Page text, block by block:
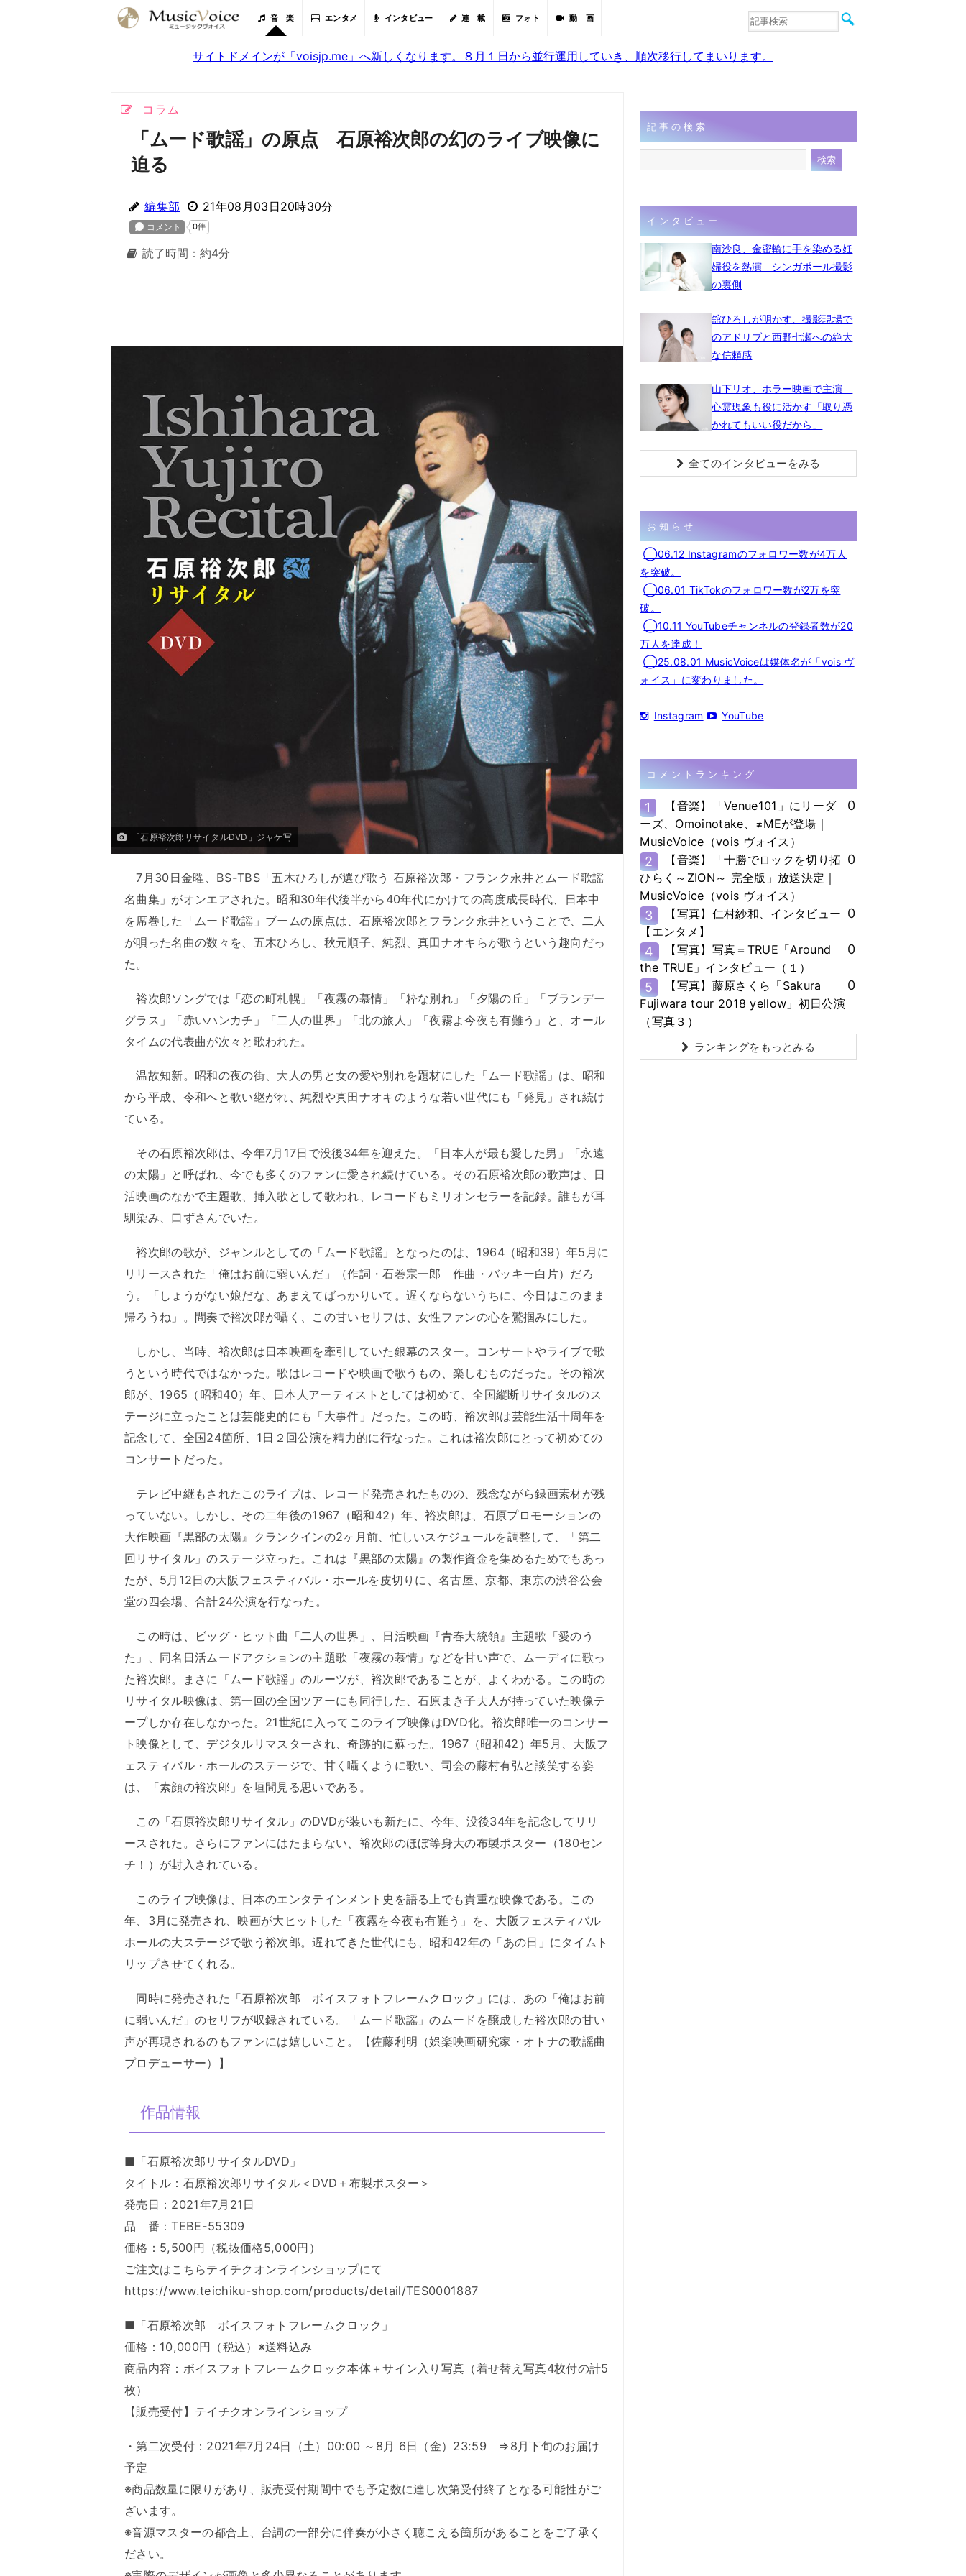
音 楽 エンタメ インタビュー 連 載 フォト 動 画
音楽
サイトドメインが「voisjp.me」へ新しくなります。８月１日から並行運用していき、順次移行してまいります。
コラム
「ムード歌謡」の原点 石原裕次郎の幻のライブ映像に
迫る
編集部 21年08月03日20時30分
読了時間：約4分
「石原裕次郎リサイタルDVD」ジャケ写
7月30日金曜、BS-TBS「五木ひろしが選び歌う 石原裕次郎・フランク永井とムード歌謡
名曲集」がオンエアされた。昭和30年代後半から40年代にかけての高度成長時代、日本中
を席巻した「ムード歌謡」ブームの原点は、石原裕次郎とフランク永井ということで、二人
が唄った名曲の数々を、五木ひろし、秋元順子、純烈、真田ナオキらが歌うという趣向だっ
た。
裕次郎ソングでは「恋の町札幌」「夜霧の慕情」「粋な別れ」「夕陽の丘」「ブランデー
グラス」「赤いハンカチ」「二人の世界」「北の旅人」「夜霧よ今夜も有難う」と、オール
タイムの代表曲が次々と歌われた。
温故知新。昭和の夜の街、大人の男と女の愛や別れを題材にした「ムード歌謡」は、昭和
から平成、令和へと歌い継がれ、純烈や真田ナオキのような若い世代にも「発見」され続け
ている。
その石原裕次郎は、今年7月17日で没後34年を迎えた。「日本人が最も愛した男」「永遠
の太陽」と呼ばれ、今でも多くのファンに愛され続けている。その石原裕次郎の歌声は、日
活映画のなかで主題歌、挿入歌として歌われ、レコードもミリオンセラーを記録。誰もが耳
馴染み、口ずさんでいた。
裕次郎の歌が、ジャンルとしての「ムード歌謡」となったのは、1964（昭和39）年5月に
リリースされた「俺はお前に弱いんだ」（作詞・石巻宗一郎 作曲・バッキー白片）だろ
う。「しょうがない娘だな、あまえてばっかりいて。遅くならないうちに、今日はこのまま
帰ろうね」。間奏で裕次郎が囁く、この甘いセリフは、女性ファンの心を鷲掴みにした。
しかし、当時、裕次郎は日本映画を牽引していた銀幕のスター。コンサートやライブで歌
うという時代ではなかった。歌はレコードや映画で歌うもの、楽しむものだった。その裕次
郎が、1965（昭和40）年、日本人アーティストとしては初めて、全国縦断リサイタルのス
テージに立ったことは芸能史的にも「大事件」だった。この時、裕次郎は芸能生活十周年を
記念して、全国24箇所、1日２回公演を精力的に行なった。これは裕次郎にとって初めての
コンサートだった。
テレビ中継もされたこのライブは、レコード発売されたものの、残念ながら録画素材が残
っていない。しかし、その二年後の1967（昭和42）年、裕次郎は、石原プロモーションの
大作映画『黒部の太陽』クランクインの2ヶ月前、忙しいスケジュールを調整して、「第二
回リサイタル」のステージ立った。これは『黒部の太陽』の製作資金を集めるためでもあっ
たが、5月12日の大阪フェスティバル・ホールを皮切りに、名古屋、京都、東京の渋谷公会
堂の四会場、合計24公演を行なった。
この時は、ビッグ・ヒット曲「二人の世界」、日活映画『青春大統領』主題歌「愛のう
た」、同名日活ムードアクションの主題歌「夜霧の慕情」などを甘い声で、ムーディに歌っ
た裕次郎。まさに「ムード歌謡」のルーツが、裕次郎であることが、よくわかる。この時の
リサイタル映像は、第一回の全国ツアーにも同行した、石原まき子夫人が持っていた映像テ
ープしか存在しなかった。21世紀に入ってこのライブ映像はDVD化。裕次郎唯一のコンサー
ト映像として、デジタルリマスターされ、奇跡的に蘇った。1967（昭和42）年5月、大阪フ
ェスティバル・ホールのステージで、甘く囁くように歌い、司会の藤村有弘と談笑する姿
は、「素顔の裕次郎」を垣間見る思いである。
この「石原裕次郎リサイタル」のDVDが装いも新たに、今年、没後34年を記念してリリ
ースされた。さらにファンにはたまらない、裕次郎のほぼ等身大の布製ポスター（180セン
チ！）が封入されている。
このライブ映像は、日本のエンタテインメント史を語る上でも貴重な映像である。この
年、3月に発売され、映画が大ヒットした「夜霧を今夜も有難う」を、大阪フェスティバル
ホールの大ステージで歌う裕次郎。遅れてきた世代にも、昭和42年の「あの日」にタイムト
リップさせてくれる。
同時に発売された「石原裕次郎 ボイスフォトフレームクロック」には、あの「俺はお前
に弱いんだ」のセリフが収録されている。「ムード歌謡」のムードを醸成した裕次郎の甘い
声が再現されるのもファンには嬉しいこと。【佐藤利明（娯楽映画研究家・オトナの歌謡曲
プロデューサー）】
作品情報
■「石原裕次郎リサイタルDVD」
タイトル：石原裕次郎リサイタル＜DVD＋布製ポスター＞
発売日：2021年7月21日
品 番：TEBE-55309
価格：5,500円（税抜価格5,000円）
ご注文はこちらテイチクオンラインショップにて
https://www.teichiku-shop.com/products/detail/TES0001887
■「石原裕次郎 ボイスフォトフレームクロック」
価格：10,000円（税込）※送料込み
商品内容：ボイスフォトフレームクロック本体＋サイン入り写真（着せ替え写真4枚付の計5
枚）
【販売受付】テイチクオンラインショップ
・第二次受付：2021年7月24日（土）00:00 ～8月 6日（金）23:59 ⇒8月下旬のお届け
予定
※商品数量に限りがあり、販売受付期間中でも予定数に達し次第受付終了となる可能性がご
ざいます。
※音源マスターの都合上、台詞の一部分に伴奏が小さく聴こえる箇所があることをご了承く
ださい。
記事の検索
インタビュー
南沙良、金密輸に手を染める妊
婦役を熱演 シンガポール撮影
の裏側
舘ひろしが明かす、撮影現場で
のアドリブと西野七瀬への絶大
な信頼感
山下リオ、ホラー映画で主演
心霊現象も役に活かす「取り憑
かれてもいい役だから」
全てのインタビューをみる
お知らせ
◯06.12 Instagramのフォロワー数が4万人
を突破。
◯06.01 TikTokのフォロワー数が2万を突
破。
◯10.11 YouTubeチャンネルの登録者数が20
万人を達成！
◯25.08.01 MusicVoiceは媒体名が「vois ヴ
ォイス」に変わりました。
Instagram YouTube
コメントランキング
1
【音楽】「Venue101」にリーダ
ーズ、Omoinotake、≠MEが登場｜
MusicVoice（vois ヴォイス）
0
2
【音楽】「十勝でロックを切り拓
ひらく～ZION～ 完全版」放送決定｜
MusicVoice（vois ヴォイス）
0
3
【写真】仁村紗和、インタビュー
【エンタメ】
0
4
【写真】写真＝TRUE「Around
the TRUE」インタビュー（１）
0
5
【写真】藤原さくら「Sakura
Fujiwara tour 2018 yellow」初日公演
（写真３）
0
ランキングをもっとみる